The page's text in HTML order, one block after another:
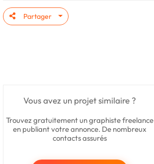
Partager
Vous avez un projet similaire ?
Trouvez gratuitement un graphiste freelance
en publiant votre annonce. De nombreux
contacts assurés